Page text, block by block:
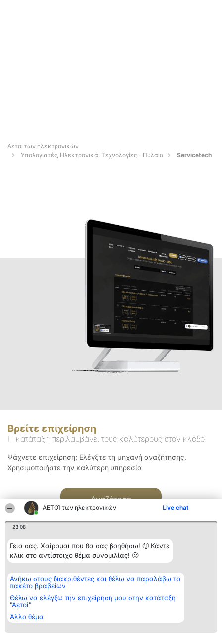
ΑΕΤΟΊ των ηλεκτρονικών Live chat
23:08
Γεια σας. Χαίρομαι που θα σας βοηθήσω! 🙂 Κάντε
κλικ στο αντίστοιχο θέμα συνομιλίας! 🙂
Ανήκω στους διακριθέντες και θέλω να παραλάβω το
πακέτο βραβείων
Θέλω να ελέγξω την επιχείρηση μου στην κατάταξη
"Αετοί"
Άλλο θέμα
Αετοί των ηλεκτρονικών
Υπολογιστές, Ηλεκτρονικά, Τεχνολογίες - Πυλαια
Servicetech
Βρείτε επιχείρηση
Η κατάταξη περιλαμβάνει τους καλύτερους στον κλάδο
Ψάχνετε επιχείρηση; Ελέγξτε τη μηχανή αναζήτησης.
Χρησιμοποιήστε την καλύτερη υπηρεσία
Αναζήτηση
Διοργανωτής της
κατάταξης
BEAUTIFUL COMPANY
ΤΗΛ. ΕΠΙΚΟΙΝΩΝΙΑΣ:
2104128019
email:
aetoi@beautifulcompany.co
Κατάταξη
Διακριθέντες
των
διακριθέντων
προϋποθέσεις
Επικοινωνία
Επικοινωνία